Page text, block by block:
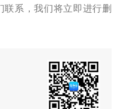
系，我们将立即进行删